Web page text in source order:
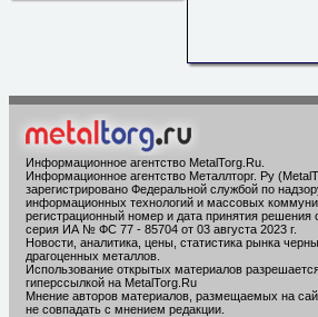
Информационное агентство MetalTorg.Ru
Информационное агентство Металлторг. Ру
зарегистрировано Федеральной службой по
информационных технологий и массовых
регистрационный номер и дата принятия решения
серия ИА № ФС 77 - 85704 от 03 августа 2023 г.
Новости, аналитика, цены, статистика рынка
драгоценных металлов.
Использование открытых материалов
гиперссылкой на MetalTorg.Ru
Мнение авторов материалов, размещаемых на
не совпадать с мнением редакции.